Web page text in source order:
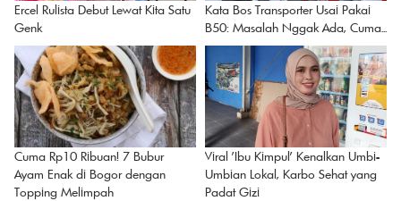
Ercel Rulista Debut Lewat Kita Satu
Genk
Kata Bos Transporter Usai Pakai
B50: Masalah Nggak Ada, Cuma...
Cuma Rp10 Ribuan! 7 Bubur
Ayam Enak di Bogor dengan
Topping Melimpah
Viral 'Ibu Kimpul' Kenalkan Umbi-
Umbian Lokal, Karbo Sehat yang
Padat Gizi